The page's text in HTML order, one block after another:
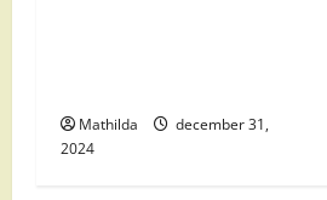
Mathilda
december 31,
2024